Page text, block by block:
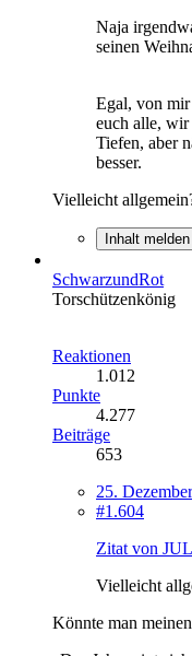
Naja
seinen
Egal, von mir
euch alle, wir
Tiefen, aber
besser.
Vielleicht
Inhalt melden
SchwarzundRot
Torschützenkönig
Reaktionen
1.012
Punkte
4.277
Beiträge
653
25.
#1.604
Zitat von
Vielleicht
Könnte man